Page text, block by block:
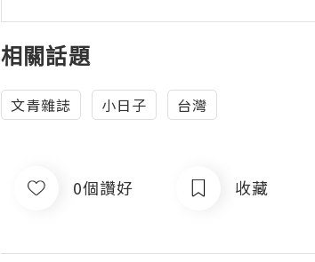
相關話題
文青雜誌 小日子 台灣
0個讚好 收藏